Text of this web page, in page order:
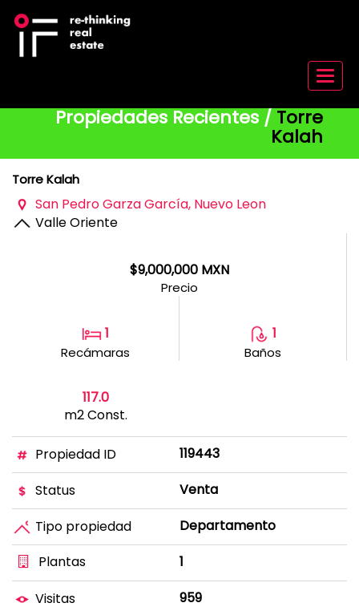
Menu
Propiedades Recientes / Torre
Kalah
Torre Kalah
San Pedro Garza Garcí­a, Nuevo Leon
Valle Oriente
$9,000,000 MXN
Precio
1
Recámaras
1
Baños
117.0
m2 Const.
Propiedad ID
119443
Status
Venta
Tipo propiedad
Departamento
Plantas
1
Visitas
959